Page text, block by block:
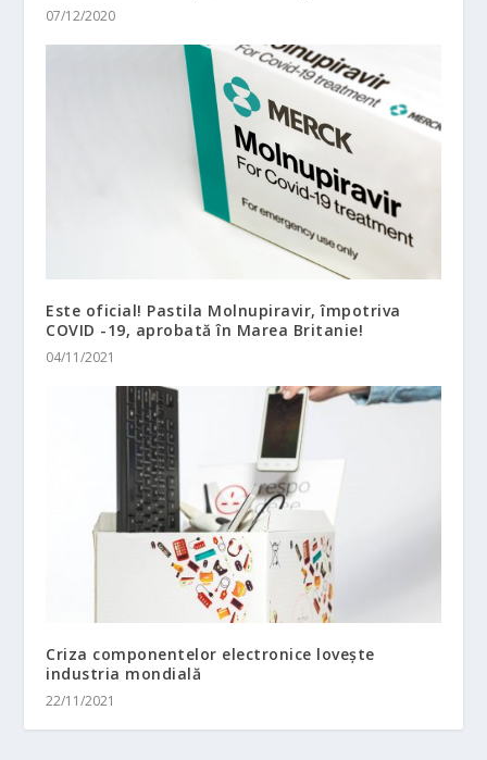
07/12/2020
Este oficial! Pastila Molnupiravir, împotriva
COVID -19, aprobată în Marea Britanie!
04/11/2021
Criza componentelor electronice lovește
industria mondială
22/11/2021